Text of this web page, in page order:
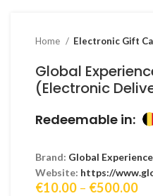
Home Electronic Gift
Global
(Electronic
Redeemable in:
Brand: Global
Website: https://
€10.00 – €500.00